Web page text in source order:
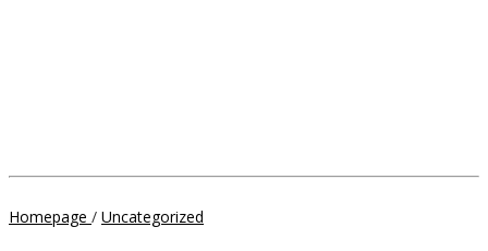
Homepage / Uncategorized